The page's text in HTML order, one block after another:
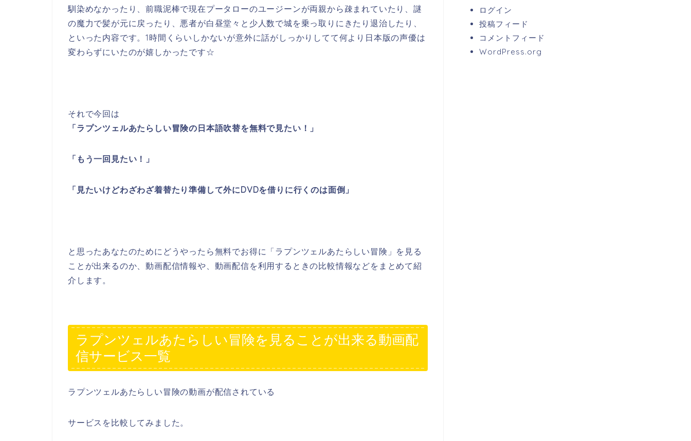
馴染めなかったり、前職泥棒で現在プータローのユージーンが両親から疎まれていたり、謎
の魔力で髪が元に戻ったり、悪者が白昼堂々と少人数で城を乗っ取りにきたり退治したり、
といった内容です。1時間くらいしかないが意外に話がしっかりしてて何より日本版の声優は
変わらずにいたのが嬉しかったです☆
それで今回は
「ラプンツェルあたらしい冒険の日本語吹替を無料で見たい！」
「もう一回見たい！」
「見たいけどわざわざ着替たり準備して外にDVDを借りに行くのは面倒」
と思ったあなたのためにどうやったら無料でお得に「ラプンツェルあたらしい冒険」を見る
ことが出来るのか、動画配信情報や、動画配信を利用するときの比較情報などをまとめて紹
介します。
ラプンツェルあたらしい冒険を見ることが出来る動画配
信サービス一覧
ラプンツェルあたらしい冒険の動画が配信されている
サービスを比較してみました。
ログイン
投稿フィード
コメントフィード
WordPress.org